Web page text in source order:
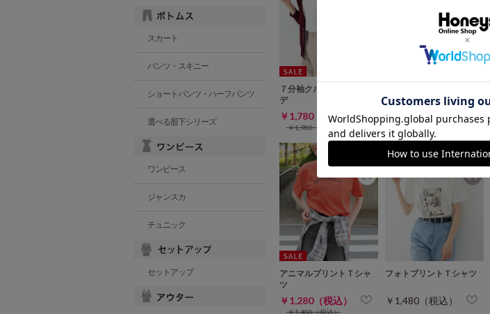
７分袖クルーネックカー
デ
￥1,780（税込）
￥1,980（税込）
￥1,780（税込）
￥2,680（税込）
アニマルプリントＴシャ
ツ
￥1,280（税込）
￥1,480（税込）
フォトプリントＴシャツ
￥1,480（税込）
スカート
パンツ・スキニー
ショートパンツ・ハーフパンツ
選べる股下シリーズ
ワンピース
ジャンスカ
チュニック
セットアップ